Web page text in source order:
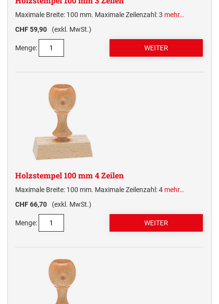
Maximale Breite: 100 mm. Maximale Zeilenzahl: 3 mehr…
CHF 59,90
(exkl. MwSt.)
Menge:
Holzstempel 100 mm 4 Zeilen
Maximale Breite: 100 mm. Maximale Zeilenzahl: 4 mehr…
CHF 66,70
(exkl. MwSt.)
Menge: